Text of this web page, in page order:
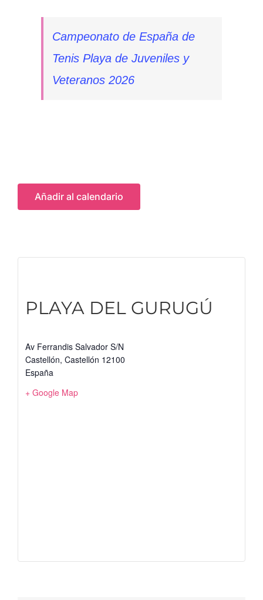
Campeonato de España de
Tenis Playa de Juveniles y
Veteranos 2026
Añadir al calendario
PLAYA DEL GURUGÚ
Av Ferrandis Salvador S/N
Castellón, Castellón 12100
España
+ Google Map